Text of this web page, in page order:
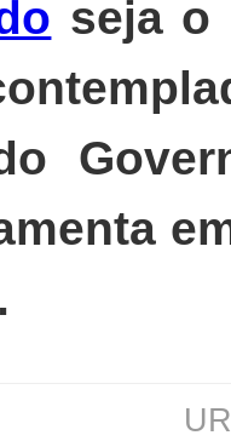
seja o